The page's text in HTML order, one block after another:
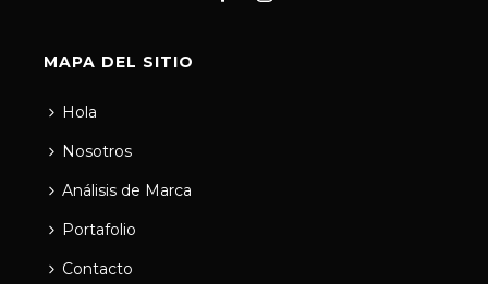
MAPA DEL SITIO
Hola
Nosotros
Análisis de Marca
Portafolio
Contacto